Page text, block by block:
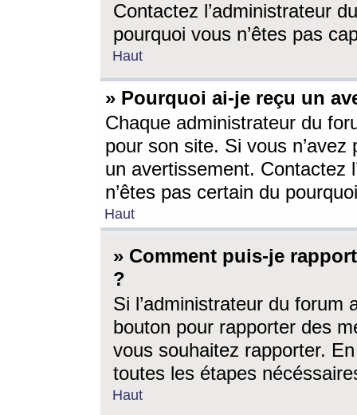
Contactez l’administrateur
pourquoi vous n’êtes pas
Haut
» Pourquoi ai-je reçu un
Chaque administrateur du
pour son site. Si vous
un avertissement. Contactez
n’êtes pas certain du
Haut
» Comment puis-je
?
Si l’administrateur du forum
bouton pour rapporter des
vous souhaitez rapporter.
toutes les étapes
Haut